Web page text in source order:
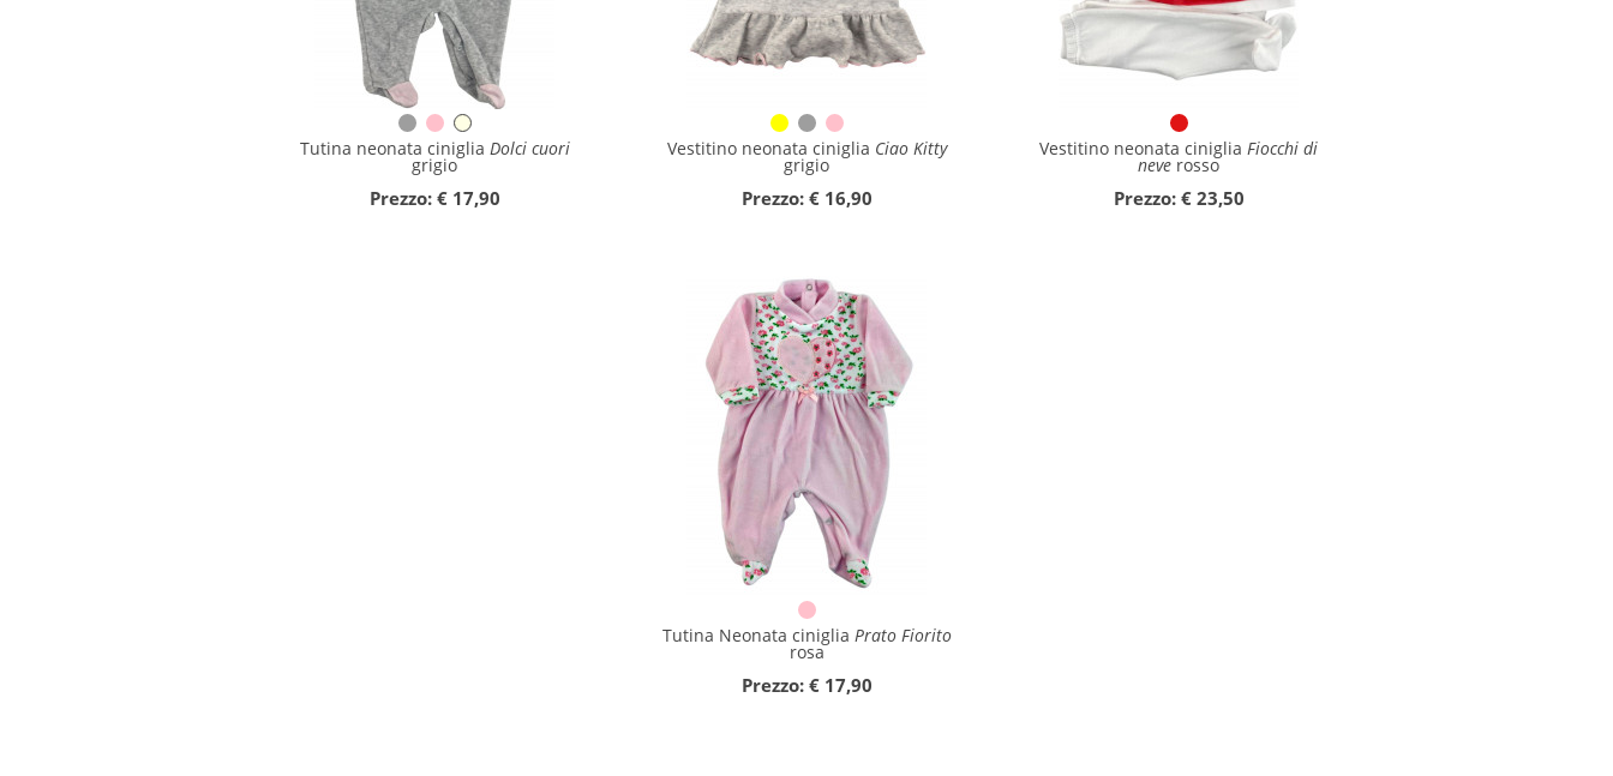
Tutina neonata ciniglia Dolci cuori
grigio
Prezzo: € 17,90
Vestitino neonata ciniglia Ciao Kitty
grigio
Prezzo: € 16,90
Vestitino neonata ciniglia Fiocchi di
neve rosso
Prezzo: € 23,50
Tutina Neonata ciniglia Prato Fiorito
rosa
Prezzo: € 17,90